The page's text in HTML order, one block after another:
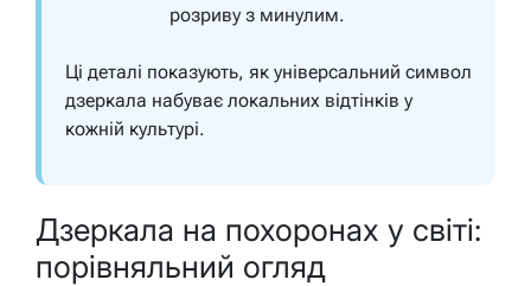
розриву з минулим.
Ці деталі показують, як універсальний символ
дзеркала набуває локальних відтінків у
кожній культурі.
Дзеркала на похоронах у світі:
порівняльний огляд